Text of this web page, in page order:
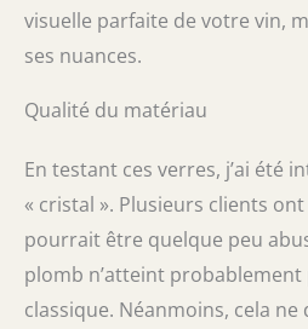
visuelle parfaite de votre vin,
ses nuances.
Qualité du matériau
En testant ces verres, j’ai été
« cristal ». Plusieurs clients
pourrait être quelque peu
plomb n’atteint probablement
classique. Néanmoins, cela